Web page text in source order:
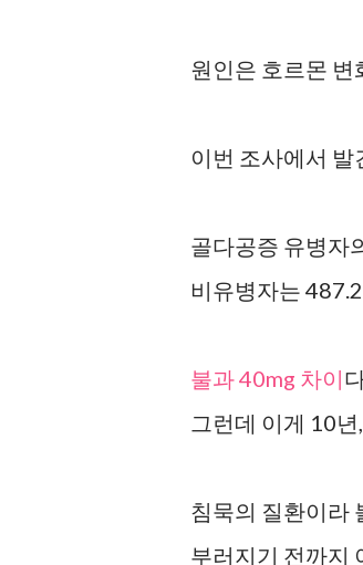
원인은 호르몬 변
이번 조사에서 발
골다공증 유병자
비유병자는
불과 40mg 차이
그런데 이게 10
침묵의 질환이라
부러지기 전까지